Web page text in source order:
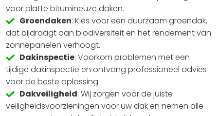
voor platte bitumineuze daken.
Groendaken: Kies voor een duurzaam groendak,
dat bijdraagt aan biodiversiteit en het rendement van
zonnepanelen verhoogt.
Dakinspectie: Voorkom problemen met een
tijdige dakinspectie en ontvang professioneel advies
voor de beste oplossing.
Dakveiligheid: Wij zorgen voor de juiste
veiligheidsvoorzieningen voor uw dak en nemen alle